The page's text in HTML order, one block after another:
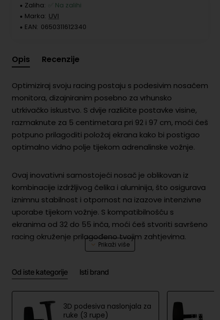
Zaliha:
✅ Na zalihi
Marka: UVI
EAN: 0650311612340
Opis Recenzije
Optimiziraj svoju racing postaju s podesivim nosačem
monitora, dizajniranim posebno za vrhunsko
utrkivačko iskustvo. S dvije različite postavke visine,
razmaknute za 5 centimetara pri 92 i 97 cm, moći ćeš
potpuno prilagoditi položaj ekrana kako bi postigao
optimalno vidno polje tijekom adrenalinske vožnje.
Ovaj inovativni samostojeći nosač je oblikovan iz
kombinacije izdržljivog čelika i aluminija, što osigurava
iznimnu stabilnost i otpornost na izazove intenzivne
uporabe tijekom vožnje. S kompatibilnošću s
ekranima od 32 do 55 inča, moći ćeš stvoriti savršeno
racing okruženje prilagođeno tvojim zahtjevima.
što znači da je prikladan čak i za veće i teže ekrane,
pružajući istovremeno stabilnost potrebnu tijekom
uzbudljivih racing seansi. Maksimalna veličina ekrana
od 32" do 55" i podesiva visina bit će tvoj ključ do
Od iste kategorije Isti brand
3D podesiva naslonjala za
ruke (3 rupe)